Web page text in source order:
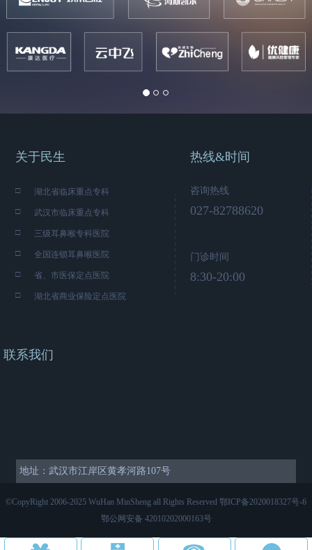
关于民生
□
湖北省临床重点专科
□
武汉市临床重点专科
□
三级耳鼻喉专科医院
□
全国连锁耳鼻喉医院
□
省、市医保定点医院
□
湖北省商业保险定点医院
热线&时间
咨询热线
027-82788620
门诊时间
8:30-20:00
联系我们
地址：武汉市江岸区黄孝河路107号
©CopyRight 2006-2025 WuHan MinSheng all Rights Reserved 鄂ICP备2020018327号-6
鄂公网安备 42010202000163号